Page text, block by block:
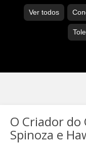
Ver todos
O Criador do
Spinoza e